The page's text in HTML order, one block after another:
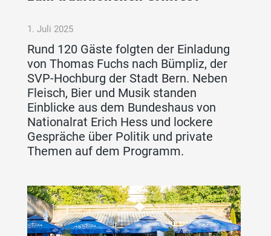
1. Juli 2025
Rund 120 Gäste folgten der Einladung
von Thomas Fuchs nach Bümpliz, der
SVP-Hochburg der Stadt Bern. Neben
Fleisch, Bier und Musik standen
Einblicke aus dem Bundeshaus von
Nationalrat Erich Hess und lockere
Gespräche über Politik und private
Themen auf dem Programm.